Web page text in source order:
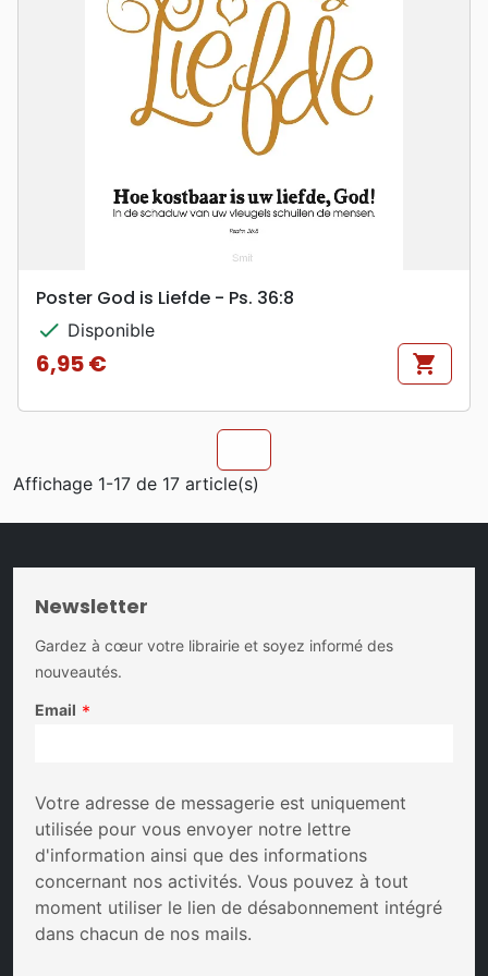
Poster God is Liefde - Ps. 36:8
check Disponible
Prix
6,95 € shopping_cart
Affichage 1-17 de 17 article(s)
Newsletter
Gardez à cœur votre librairie et soyez informé des
nouveautés.
Email *
Votre adresse de messagerie est uniquement
utilisée pour vous envoyer notre lettre
d'information ainsi que des informations
concernant nos activités. Vous pouvez à tout
moment utiliser le lien de désabonnement intégré
dans chacun de nos mails.